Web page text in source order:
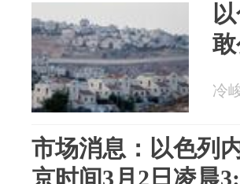
冷
市场消息：以色列
京时间3月2日凌晨